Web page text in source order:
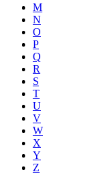
M
N
O
P
Q
R
S
T
U
V
W
X
Y
Z